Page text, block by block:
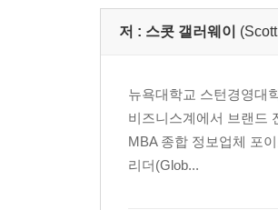
저 : 스콧 갤러웨이
뉴욕대학교 스턴경영대
비즈니스계에서 브랜드
MBA 종합 정보업체 포
리더(Glob...